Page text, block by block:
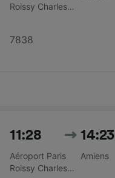
Roissy Charles
7838
11:28
Aéroport Paris
Roissy Charles
14:23
Amiens